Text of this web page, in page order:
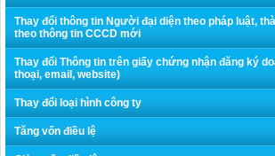
Thay đổi thông tin Người đại diện theo pháp luật,
theo thông tin CCCD mới
Thay đổi Thông tin trên giấy chứng nhận đăng ký
thoại, email, website)
Thay đổi loại hình công ty
Tăng vốn điều lệ